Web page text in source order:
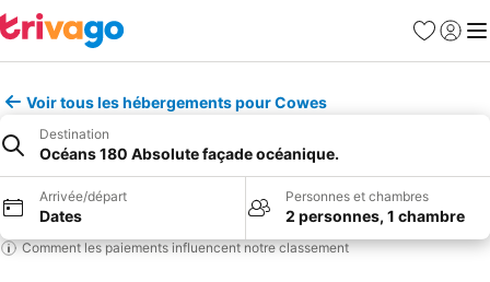
Favoris
Se
Voir tous les hébergements pour Cowes
Destination
Océans 180 Absolute façade océanique.
Arrivée/départ
Dates
Personnes et chambres
2 personnes, 1 chambre
Comment les paiements influencent notre classement